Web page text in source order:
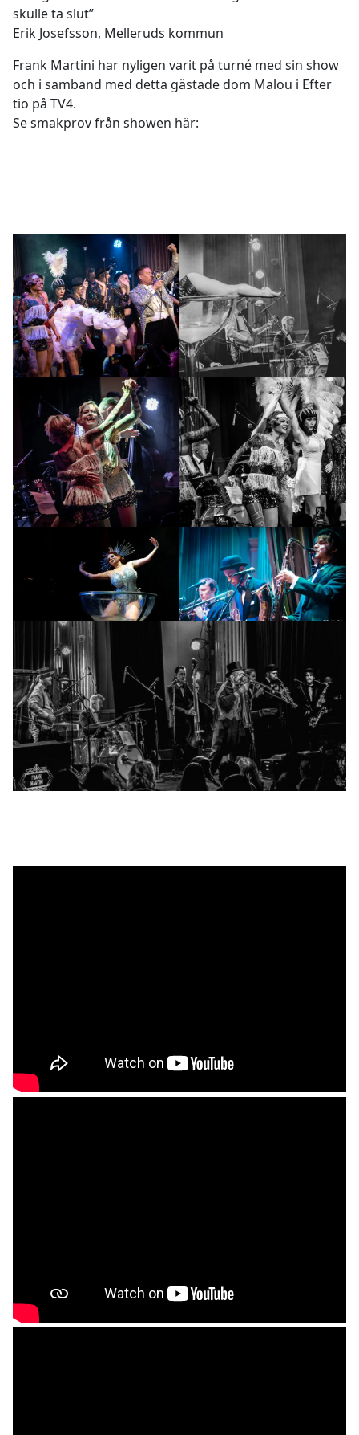
skulle ta slut”
Erik Josefsson, Melleruds kommun
Frank Martini har nyligen varit på turné med sin show
och i samband med detta gästade dom Malou i Efter
tio på TV4.
Se smakprov från showen här: